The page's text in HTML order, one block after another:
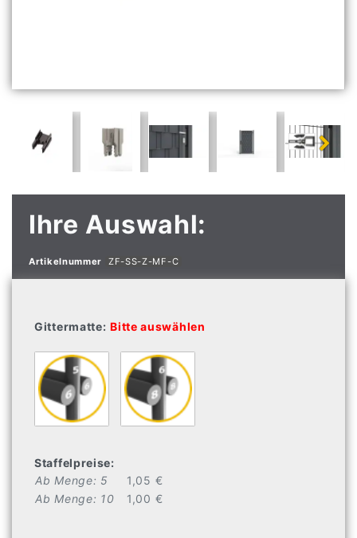
Ihre Auswahl:
Artikelnummer ZF-SS-Z-MF-C
Gittermatte: Bitte auswählen
Staffelpreise:
Ab Menge: 5
1,05 €
Ab Menge: 10
1,00 €